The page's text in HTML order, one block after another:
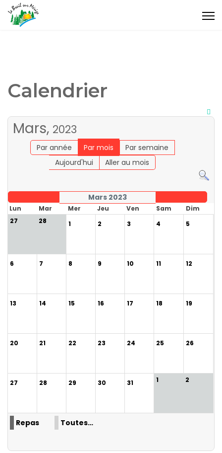
Calendrier
Mars, 2023
Par année Par mois
Par semaine
Aujourd'hui
Aller au mois
Mars 2023
Lun Mar Mer Jeu Ven Sam
Dim
27
28 1 2 3 4 5
6 7 8 9 10 11 12
13 14 15 16 17 18 19
20 21 22 23 24 25 26
27 28 29 30 31 1 2
Repas Toutes…